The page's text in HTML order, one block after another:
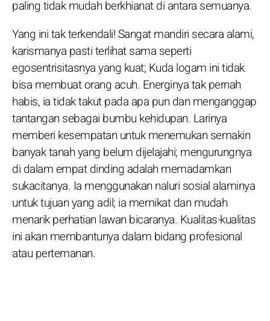
paling tidak mudah berkhianat di antara semuanya.
Yang ini tak terkendali! Sangat mandiri secara alami,
karismanya pasti terlihat sama seperti
egosentrisitasnya yang kuat; Kuda logam ini tidak
bisa membuat orang acuh. Energinya tak pernah
habis, ia tidak takut pada apa pun dan menganggap
tantangan sebagai bumbu kehidupan. Larinya
memberi kesempatan untuk menemukan semakin
banyak tanah yang belum dijelajahi; mengurungnya
di dalam empat dinding adalah memadamkan
sukacitanya. Ia menggunakan naluri sosial alaminya
untuk tujuan yang adil; ia memikat dan mudah
menarik perhatian lawan bicaranya. Kualitas-kualitas
ini akan membantunya dalam bidang profesional
atau pertemanan.